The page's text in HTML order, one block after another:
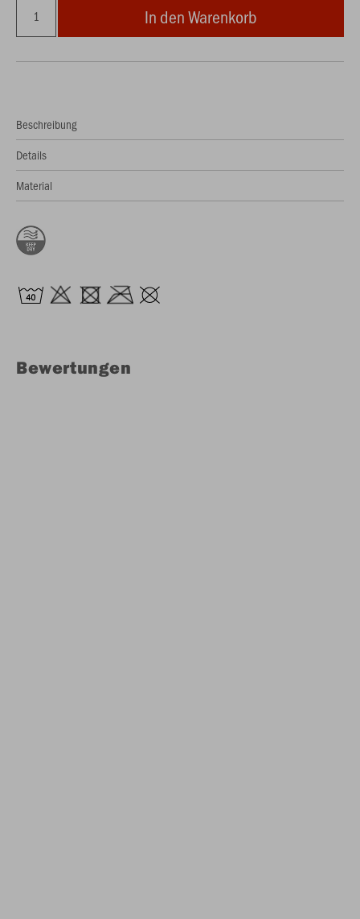
In den Warenkorb
Beschreibung
Details
Material
Bewertungen